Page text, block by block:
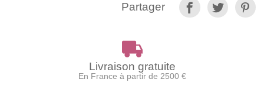
Partager
Livraison gratuite
En France à partir de 2500 €